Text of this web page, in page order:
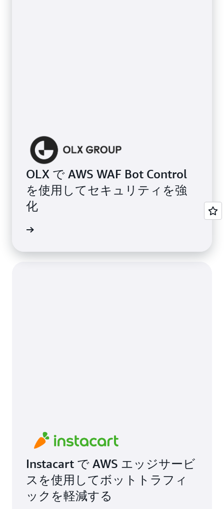
OLX で AWS WAF Bot Control
を使用してセキュリティを強
化
Instacart で AWS エッジサービ
スを使用してボットトラフィ
ックを軽減する